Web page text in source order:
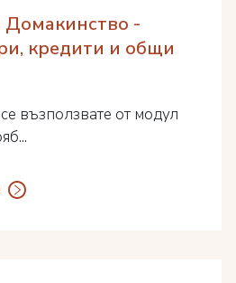
Домакинство -
кредити и общи
възползвате от модул